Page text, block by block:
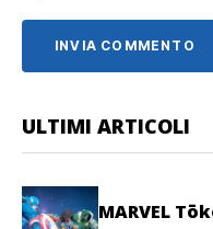
ULTIMI ARTICOLI
MARVEL